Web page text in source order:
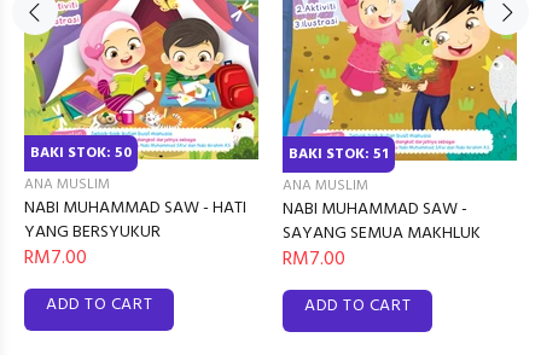
BAKI STOK: 50
ANA MUSLIM
NABI MUHAMMAD SAW - HATI
YANG BERSYUKUR
RM7.00
ADD TO CART
BAKI STOK: 51
ANA MUSLIM
NABI MUHAMMAD SAW -
SAYANG SEMUA MAKHLUK
RM7.00
ADD TO CART